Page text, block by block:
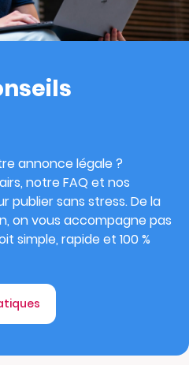
annonce légale ?
notre FAQ et nos
publier sans stress. De la
on vous accompagne pas
simple, rapide et 100 %